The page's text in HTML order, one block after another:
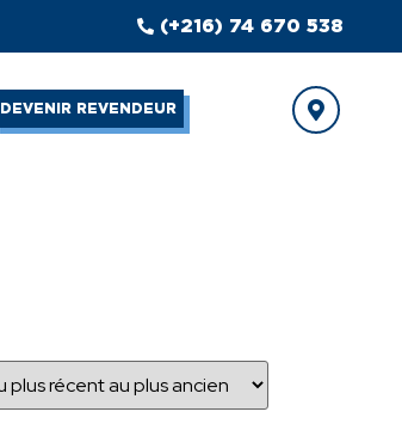
(+216) 74 670 538
DEVENIR REVENDEUR